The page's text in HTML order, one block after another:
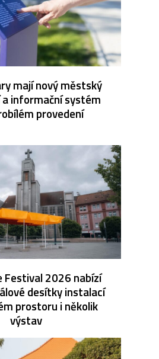
mají nový městský
informační systém
provedení
Festival 2026 nabízí
desítky instalací
prostoru i několik
výstav